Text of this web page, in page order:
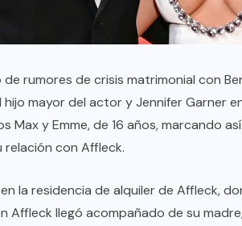
de rumores de crisis matrimonial con
hijo mayor del actor y Jennifer Garner
Max y Emme, de 16 años, marcando
con Affleck.
la residencia de alquiler de Affleck,
Affleck llegó acompañado de su